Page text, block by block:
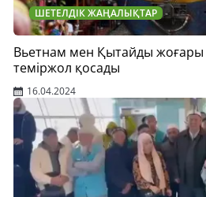
ШЕТЕЛДІК ЖАҢАЛЫҚТАР
Вьетнам мен Қытайды
теміржол қосады
16.04.2024